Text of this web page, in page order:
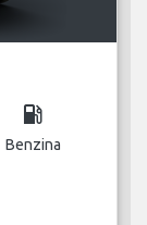
local_gas_station
Benzina